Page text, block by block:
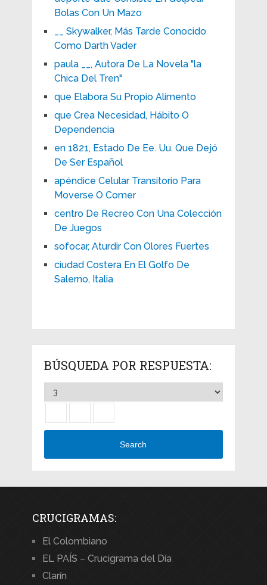
Bolas Con Un Mazo
__ Skywalker, Más Tarde Conocido
Como Darth Vader
paula __, Autora De La Novela "la
Chica Del Tren"
que Elabora Su Propio Alimento
que Crea Necesidad, Hábito O
Dependencia
en 1821, Estado De Ee. Uu. Que Dejó
De Ser Español
apéndice Celular Transitorio Para
Moverse O Comer
centro De Recreo Con Una Colección
De Juegos
sofocar, Aturdir Con Olores Fuertes
ciudad Costera En El Golfo De
Salerno, Italia
BÚSQUEDA POR RESPUESTA:
Search
CRUCIGRAMAS:
El Colombiano
EL PAÍS – Crucigrama del Día
Clarín